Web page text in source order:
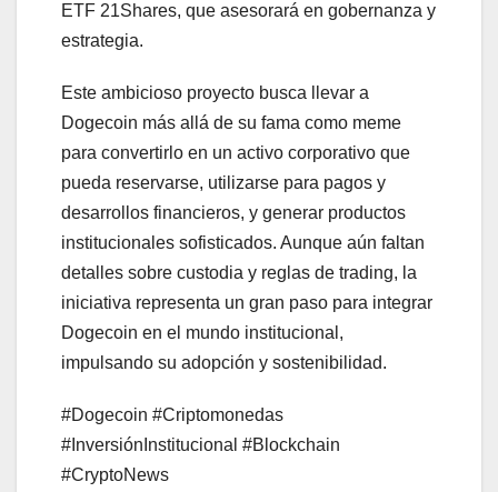
ETF 21Shares, que asesorará en gobernanza y
estrategia.
Este ambicioso proyecto busca llevar a
Dogecoin más allá de su fama como meme
para convertirlo en un activo corporativo que
pueda reservarse, utilizarse para pagos y
desarrollos financieros, y generar productos
institucionales sofisticados. Aunque aún faltan
detalles sobre custodia y reglas de trading, la
iniciativa representa un gran paso para integrar
Dogecoin en el mundo institucional,
impulsando su adopción y sostenibilidad.
#Dogecoin #Criptomonedas
#InversiónInstitucional #Blockchain
#CryptoNews